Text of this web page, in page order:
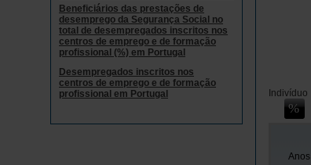
Beneficiários das prestações de
desemprego da Segurança Social no
total de desempregados inscritos nos
centros de emprego e de formação
profissional (%) em Portugal
Desempregados inscritos nos
centros de emprego e de formação
profissional em Portugal
Indivíduo
Anos